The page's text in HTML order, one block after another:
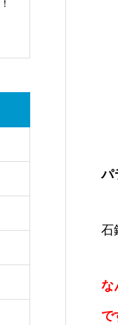
パ
石
な
で